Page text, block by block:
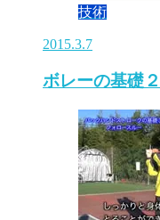
技術
2015.3.7
ボレーの基礎